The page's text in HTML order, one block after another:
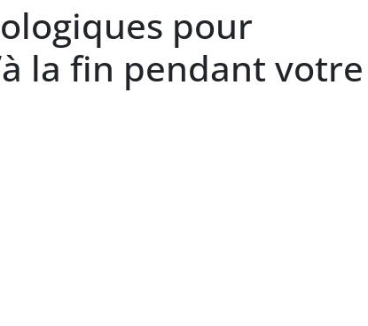
pour
la fin pendant votre